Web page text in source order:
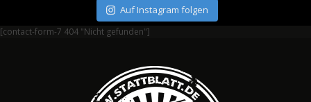
Auf Instagram folgen
[contact-form-7 404 "Nicht gefunden"]